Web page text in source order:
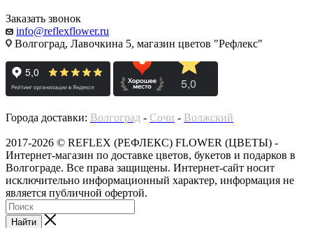
Заказать звонок
info@reflexflower.ru
Волгоград, Лавочкина 5, магазин цветов "Рефлекс"
Города доставки: Волгоград - Сочи - Волжский
2017-2026 © REFLEX (РЕФЛЕКС) FLOWER (ЦВЕТЫ) -
Интернет-магазин по доставке цветов, букетов и подарков в
Волгограде. Все права защищены. Интернет-сайт носит
исключительно информационный характер, информация не
является публичной офертой.
Найти